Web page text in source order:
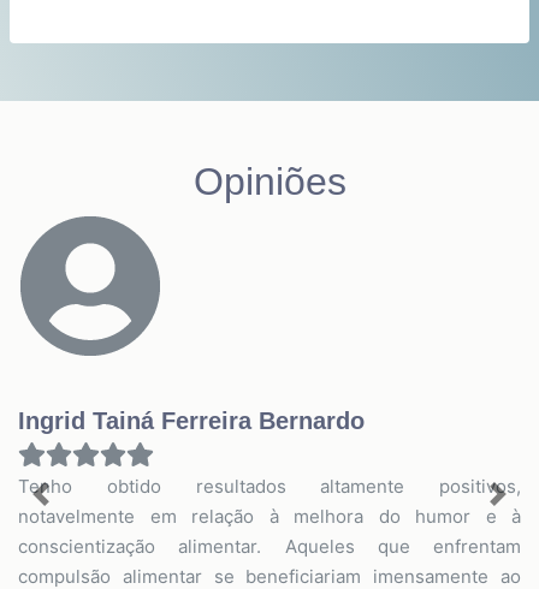
Opiniões
Ingrid Tainá Ferreira Bernardo
Tenho obtido resultados altamente positivos,
notavelmente em relação à melhora do humor e à
conscientização alimentar. Aqueles que enfrentam
compulsão alimentar se beneficiariam imensamente ao
Previous Next